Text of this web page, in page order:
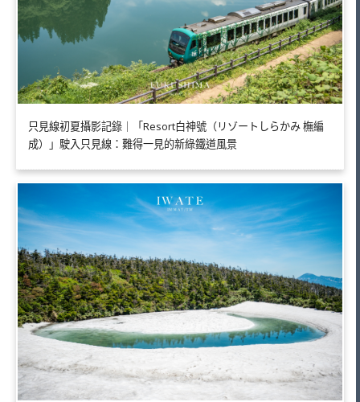
只見線初夏攝影記錄｜「Resort白神號（リゾートしらかみ 橅編
成）」駛入只見線：難得一見的新綠鐵道風景